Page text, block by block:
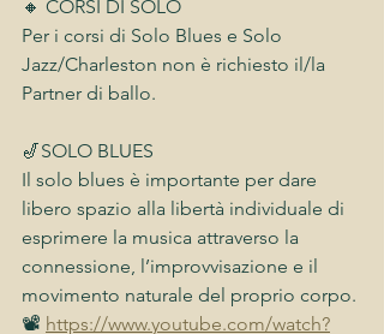
🔸 CORSI DI SOLO
Per i corsi di Solo Blues e Solo
Jazz/Charleston non è richiesto il/la
Partner di ballo.
🎷SOLO BLUES
Il solo blues è importante per dare
libero spazio alla libertà individuale di
esprimere la musica attraverso la
connessione, l’improvvisazione e il
movimento naturale del proprio corpo.
📽 https://www.youtube.com/watch?